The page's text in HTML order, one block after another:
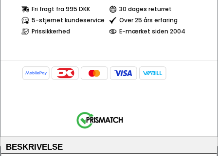
Fri fragt fra 995 DKK
30 dages returret
5-stjernet kundeservice
Over 25 års erfaring
Prissikkerhed
E-mærket siden 2004
BESKRIVELSE